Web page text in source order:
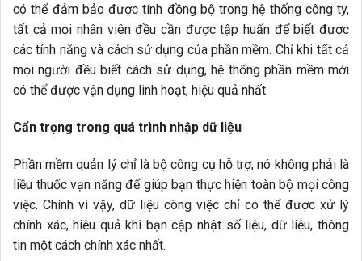
có thể đảm bảo được tính đồng bộ trong hệ thống công ty,
tất cả mọi nhân viên đều cần được tập huấn để biết được
các tính năng và cách sử dụng của phần mềm. Chỉ khi tất cả
mọi người đều biết cách sử dụng, hệ thống phần mềm mới
có thể được vận dụng linh hoạt, hiệu quả nhất.
Cẩn trọng trong quá trình nhập dữ liệu
Phần mềm quản lý chỉ là bộ công cụ hỗ trợ, nó không phải là
liều thuốc vạn năng để giúp bạn thực hiện toàn bộ mọi công
việc. Chính vì vậy, dữ liệu công việc chỉ có thể được xử lý
chính xác, hiệu quả khi bạn cập nhật số liệu, dữ liệu, thông
tin một cách chính xác nhất.